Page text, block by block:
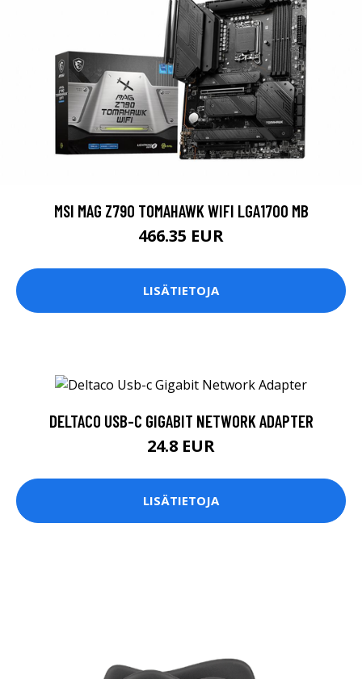
MSI MAG Z790 TOMAHAWK WIFI LGA1700 MB
466.35 EUR
LISÄTIETOJA
DELTACO USB-C GIGABIT NETWORK ADAPTER
24.8 EUR
LISÄTIETOJA